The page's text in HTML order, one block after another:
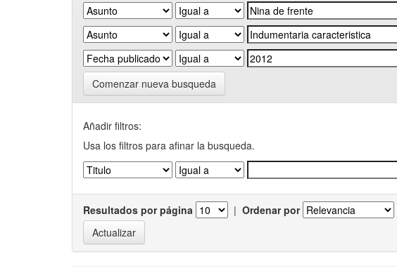
Comenzar nueva busqueda
Añadir filtros:
Usa los filtros para afinar la busqueda.
Resultados por página | Ordenar por